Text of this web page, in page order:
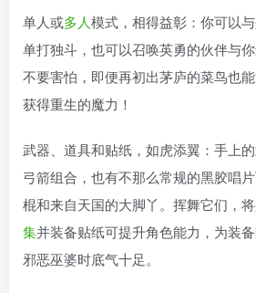
单人或多人模式，相得益彰：你可以
单打独斗，也可以召唤英勇的伙伴与
不要害怕，即便再初出茅庐的菜鸟也
获得重生的魔力！
武器、道具和贴纸，如虎添翼：手上
弓箭组合，也有不那么常规的黑胶唱片
棍和来自天国的大脚丫。挥舞它们，
集并装备贴纸可提升角色能力，为装
邪恶巫婆时底气十足。